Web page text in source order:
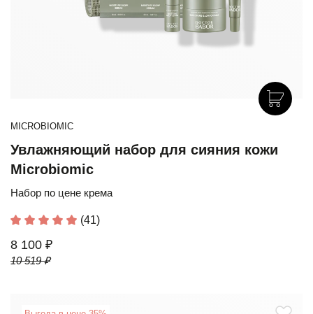
MICROBIOMIC
Увлажняющий набор для сияния кожи
Microbiomic
Набор по цене крема
(41)
8 100 ₽
10 519 ₽